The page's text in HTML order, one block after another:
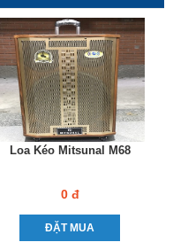
Loa Kéo Mitsunal M68
0 đ
ĐẶT MUA